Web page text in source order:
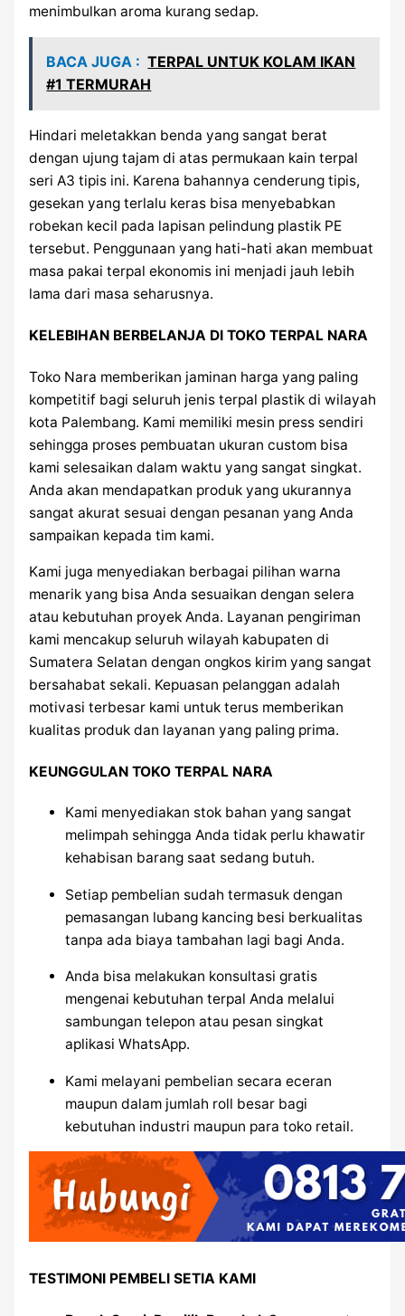
menimbulkan aroma kurang sedap.
BACA JUGA : TERPAL UNTUK KOLAM IKAN
#1 TERMURAH
Hindari meletakkan benda yang sangat berat
dengan ujung tajam di atas permukaan kain terpal
seri A3 tipis ini. Karena bahannya cenderung tipis,
gesekan yang terlalu keras bisa menyebabkan
robekan kecil pada lapisan pelindung plastik PE
tersebut. Penggunaan yang hati-hati akan membuat
masa pakai terpal ekonomis ini menjadi jauh lebih
lama dari masa seharusnya.
KELEBIHAN BERBELANJA DI TOKO TERPAL NARA
Toko Nara memberikan jaminan harga yang paling
kompetitif bagi seluruh jenis terpal plastik di wilayah
kota Palembang. Kami memiliki mesin press sendiri
sehingga proses pembuatan ukuran custom bisa
kami selesaikan dalam waktu yang sangat singkat.
Anda akan mendapatkan produk yang ukurannya
sangat akurat sesuai dengan pesanan yang Anda
sampaikan kepada tim kami.
Kami juga menyediakan berbagai pilihan warna
menarik yang bisa Anda sesuaikan dengan selera
atau kebutuhan proyek Anda. Layanan pengiriman
kami mencakup seluruh wilayah kabupaten di
Sumatera Selatan dengan ongkos kirim yang sangat
bersahabat sekali. Kepuasan pelanggan adalah
motivasi terbesar kami untuk terus memberikan
kualitas produk dan layanan yang paling prima.
KEUNGGULAN TOKO TERPAL NARA
Kami menyediakan stok bahan yang sangat
melimpah sehingga Anda tidak perlu khawatir
kehabisan barang saat sedang butuh.
Setiap pembelian sudah termasuk dengan
pemasangan lubang kancing besi berkualitas
tanpa ada biaya tambahan lagi bagi Anda.
Anda bisa melakukan konsultasi gratis
mengenai kebutuhan terpal Anda melalui
sambungan telepon atau pesan singkat
aplikasi WhatsApp.
Kami melayani pembelian secara eceran
maupun dalam jumlah roll besar bagi
kebutuhan industri maupun para toko retail.
TESTIMONI PEMBELI SETIA KAMI